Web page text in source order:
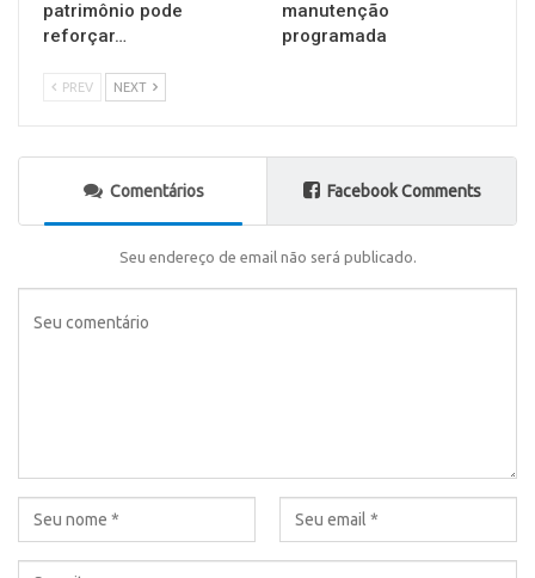
patrimônio pode
reforçar…
manutenção
programada
PREV NEXT
Comentários Facebook Comments
Seu endereço de email não será publicado.